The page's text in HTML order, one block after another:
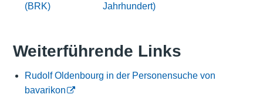
(BRK)
Jahrhundert)
Weiterführende Links
Rudolf Oldenbourg in der Personensuche von
bavarikon